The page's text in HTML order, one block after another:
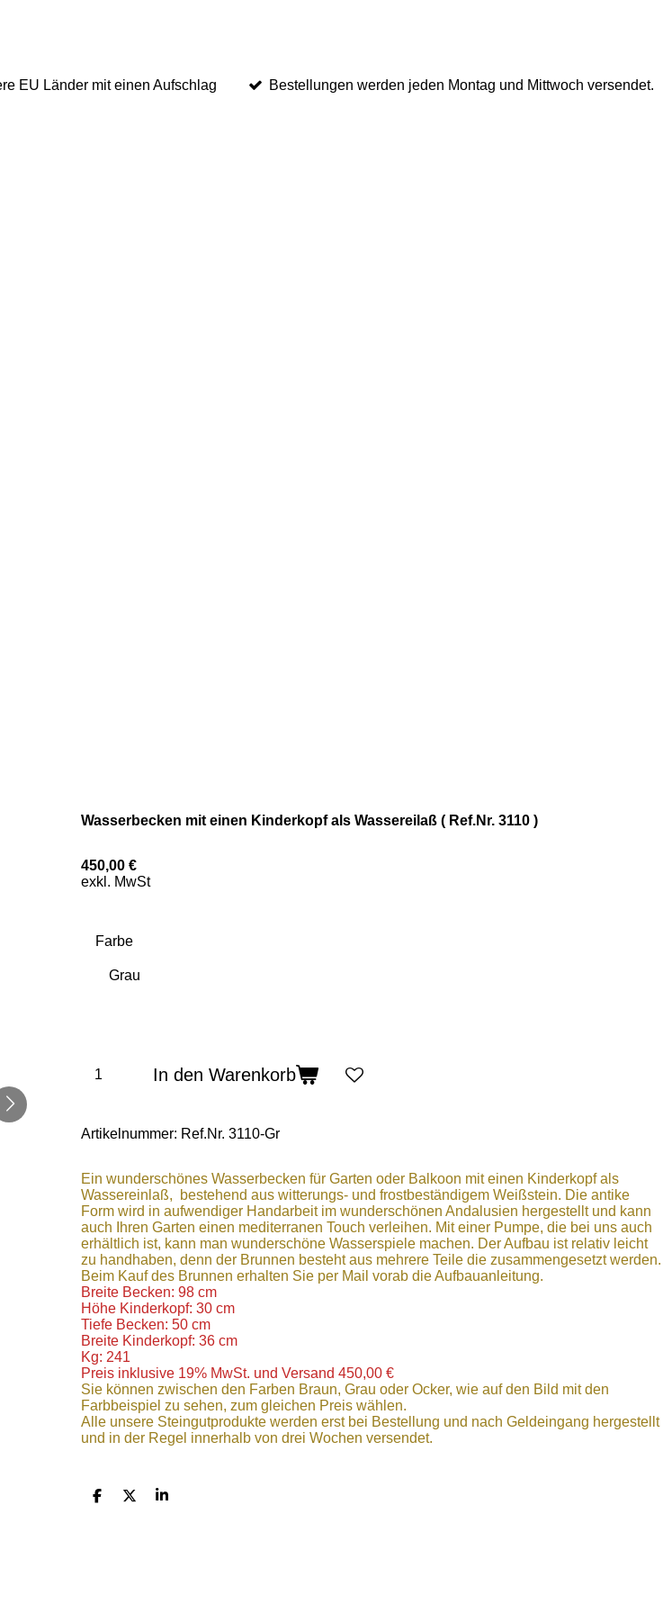
EU Länder mit einen Aufschlag
Bestellungen werden jeden Montag und Mittwoch versendet.
Wasserbecken mit einen Kinderkopf als Wassereilaß ( Ref.Nr. 3110 )
450,00 €
exkl. MwSt
Farbe
In den Warenkorb
Artikelnummer: Ref.Nr. 3110-Gr
Ein wunderschönes Wasserbecken für Garten oder Balkoon mit einen Kinderkopf als
Wassereinlaß, bestehend aus witterungs- und frostbeständigem Weißstein. Die antike
Form wird in aufwendiger Handarbeit im wunderschönen Andalusien hergestellt und kann
auch Ihren Garten einen mediterranen Touch verleihen. Mit einer Pumpe, die bei uns auch
erhältlich ist, kann man wunderschöne Wasserspiele machen. Der Aufbau ist relativ leicht
zu handhaben, denn der Brunnen besteht aus mehrere Teile die zusammengesetzt werden.
Beim Kauf des Brunnen erhalten Sie per Mail vorab die Aufbauanleitung.
Breite Becken: 98 cm
Höhe Kinderkopf: 30 cm
Tiefe Becken: 50 cm
Breite Kinderkopf: 36 cm
Kg: 241
Preis inklusive 19% MwSt. und Versand 450,00 €
Sie können zwischen den Farben Braun, Grau oder Ocker, wie auf den Bild mit den
Farbbeispiel zu sehen, zum gleichen Preis wählen.
Alle unsere Steingutprodukte werden erst bei Bestellung und nach Geldeingang hergestellt
und in der Regel innerhalb von drei Wochen versendet.
T
T
T